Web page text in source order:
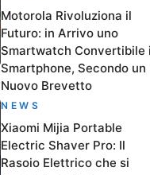
Motorola Rivoluziona il
Futuro: in Arrivo uno
Smartwatch Convertibile
Smartphone, Secondo un
Nuovo Brevetto
NEWS
Xiaomi Mijia Portable
Electric Shaver Pro: Il
Rasoio Elettrico che si